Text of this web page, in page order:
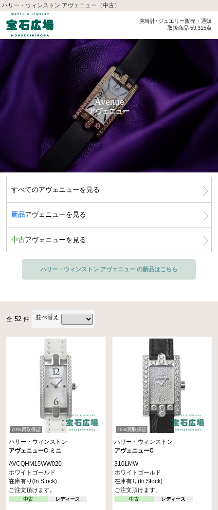
ハリー・ウィンストン アヴェニュー（中古）
腕時計･ジュエリー販売・通販
取扱商品 59,315点
Avenue
アヴェニュー
すべてのアヴェニューを見る
新品アヴェニューを見る
中古アヴェニューを見る
ハリー・ウィンストン アヴェニュー の新品はこちら
全 52 件 並べ替え
70%買取保証
ハリー・ウィンストン
アヴェニューC ミニ
AVCQHM15WW020
ホワイトゴールド
在庫有り(In Stock)
ご注文頂けます。
中古 レディース
70%買取保証
ハリー・ウィンストン
アヴェニューC
310LMW
ホワイトゴールド
在庫有り(In Stock)
ご注文頂けます。
中古 レディース